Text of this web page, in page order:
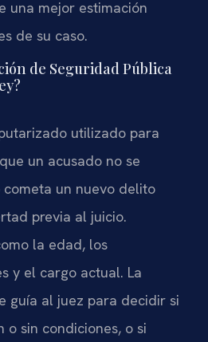
una mejor estimación
de su caso.
de Seguridad Pública
utilizado para
un acusado no se
un nuevo delito
previa al juicio.
la edad, los
y el cargo actual. La
guía al juez para decidir si
o sin condiciones, o si